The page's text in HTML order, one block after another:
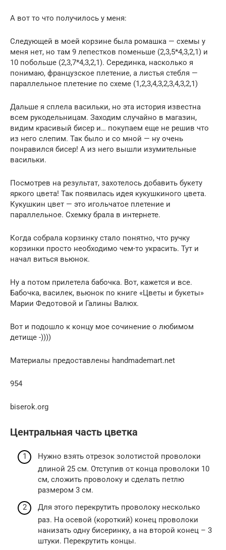
А вот то что получилось у меня:
Следующей в моей корзине была ромашка — схемы у
меня нет, но там 9 лепестков поменьше (2,3,5*4,3,2,1) и
10 побольше (2,3,7*4,3,2,1). Серединка, насколько я
понимаю, французское плетение, а листья стебля —
параллельное плетение по схеме (1,2,3,4,3,2,3,4,3,2,1)
Дальше я сплела васильки, но эта история известна
всем рукодельницам. Заходим случайно в магазин,
видим красивый бисер и… покупаем еще не решив что
из него слепим. Так было и со мной — ну очень
понравился бисер! А из него вышли изумительные
васильки.
Посмотрев на результат, захотелось добавить букету
яркого цвета! Так появилась идея кукушкиного цвета.
Кукушкин цвет — это игольчатое плетение и
параллельное. Схемку брала в интернете.
Когда собрала корзинку стало понятно, что ручку
корзинки просто необходимо чем-то украсить. Тут и
начал виться вьюнок.
Ну а потом прилетела бабочка. Вот, кажется и все.
Бабочка, василек, вьюнок по книге «Цветы и букеты»
Марии Федотовой и Галины Валюх.
Вот и подошло к концу мое сочинение о любимом
детище -))))
Материалы предоставлены handmademart.net
954
biserok.org
Центральная часть цветка
Нужно взять отрезок золотистой проволоки
длиной 25 см. Отступив от конца проволоки 10
см, сложить проволоку и сделать петлю
размером 3 см.
Для этого перекрутить проволоку несколько
раз. На осевой (короткий) конец проволоки
нанизать одну бисеринку, а на второй конец – 3
штуки. Перекрутить концы.